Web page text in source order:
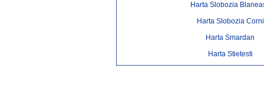
Harta Slobozia
Harta Slobozia Corni
Harta Smardan
Harta Stietesti